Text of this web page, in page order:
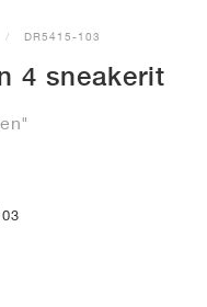
DR5415-103
4 sneakerit